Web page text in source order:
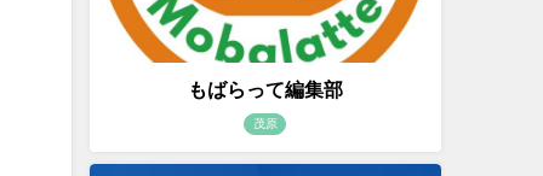
もばらって編集部
茂原